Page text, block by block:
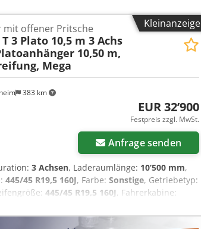
ABS, Druckluftbremse, Ladehöhe bel. ca.
Verzinkt, 600 mm Alu- Bordwände
mittig 3 mal Rungentaschen für
verstärkte Getriebestützwind mit Last
Kotflügel und Sprühnebelunterdrückung,
Preis: 1.400 Euro, , Aufpreis für Alu-
Preis: 1.900 Euro, , -- Druckfehler, Irrtümer
unter: !, More Details: ! Csdpfszrqlxjx Acteha
Kleinanzeige
383 km
mit offener Pritsche
T 3 Plato 10,5 m 3 Achs
10,50 m,
Mega
EUR 32’900
Festpreis zzgl. MwSt.
Anfrage senden
3 Achsen, Laderaumlänge: 10’500 mm,
445/45 R19,5 160J, Farbe: Sonstige, Getriebetyp:
445/45 R19,5 160J, Fahrerkabine:
je 6 t, 20 x Zurrbügel je 6 t, 18 x Zurrlöcher , 7 x